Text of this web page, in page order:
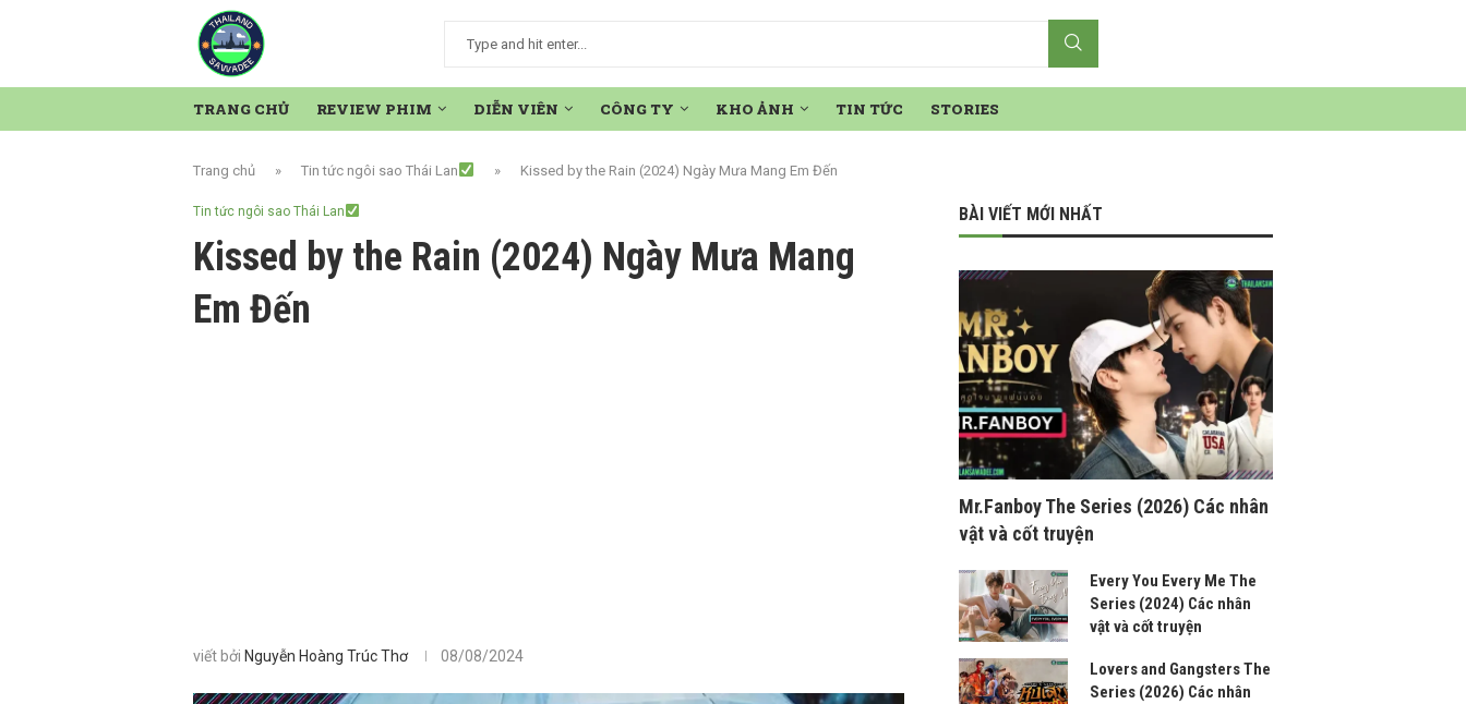
TRANG CHỦ REVIEW PHIM DIỄN VIÊN CÔNG TY KHO ẢNH TIN TỨC STORIES
Trang chủ » Tin tức ngôi sao Thái Lan » Kissed by the Rain (2024) Ngày Mưa Mang Em Đến
Tin tức ngôi sao Thái Lan
Kissed by the Rain (2024) Ngày Mưa Mang
Em Đến
viết bởi Nguyễn Hoàng Trúc Thơ 08/08/2024
BÀI VIẾT MỚI NHẤT
Mr.Fanboy The Series (2026) Các nhân
vật và cốt truyện
Every You Every Me The
Series (2024) Các nhân
vật và cốt truyện
Lovers and Gangsters The
Series (2026) Các nhân